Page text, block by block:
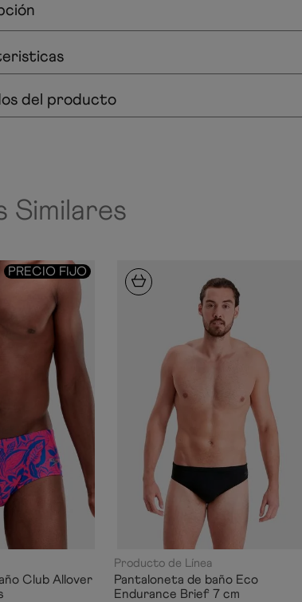
del producto
Similares
PRECIO FIJO
Club Allover
Producto de Línea
Pantaloneta de baño Eco
Endurance Brief 7 cm